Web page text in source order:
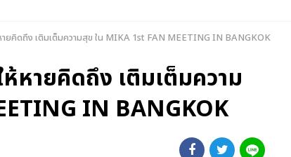
ยคิดถึง เติมเต็มความสุข ใน MIKA 1st FAN MEETING IN BANGKOK
หายคิดถึง เติมเต็มความ
IN BANGKOK